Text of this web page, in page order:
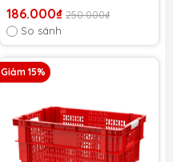
186.000₫ 250.000₫
So sánh
Giảm 15%